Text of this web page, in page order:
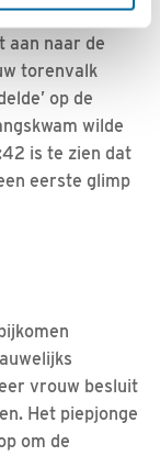
Het kuiken
aan naar de
torenvalk
op de
wilde
is te zien dat
eerste glimp
vrouw besluit
Het piepjonge
om de